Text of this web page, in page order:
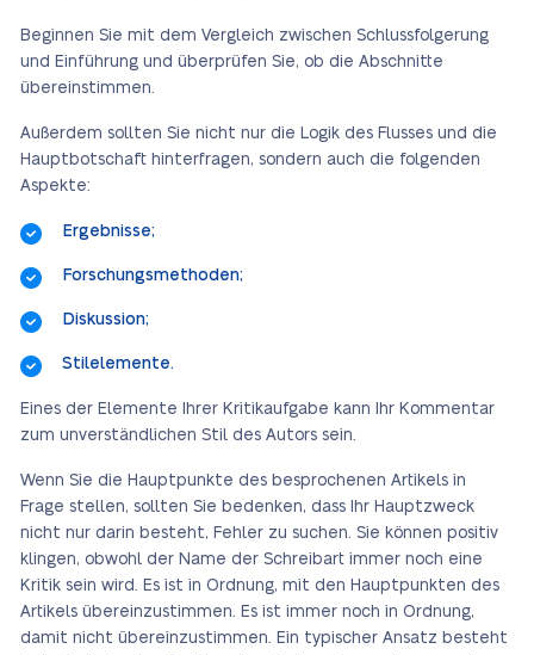
Beginnen Sie mit dem Vergleich zwischen Schlussfolgerung
und Einführung und überprüfen Sie, ob die Abschnitte
übereinstimmen.
Außerdem sollten Sie nicht nur die Logik des Flusses und die
Hauptbotschaft hinterfragen, sondern auch die folgenden
Aspekte:
Ergebnisse;
Forschungsmethoden;
Diskussion;
Stilelemente.
Eines der Elemente Ihrer Kritikaufgabe kann Ihr Kommentar
zum unverständlichen Stil des Autors sein.
Wenn Sie die Hauptpunkte des besprochenen Artikels in
Frage stellen, sollten Sie bedenken, dass Ihr Hauptzweck
nicht nur darin besteht, Fehler zu suchen. Sie können positiv
klingen, obwohl der Name der Schreibart immer noch eine
Kritik sein wird. Es ist in Ordnung, mit den Hauptpunkten des
Artikels übereinzustimmen. Es ist immer noch in Ordnung,
damit nicht übereinzustimmen. Ein typischer Ansatz besteht